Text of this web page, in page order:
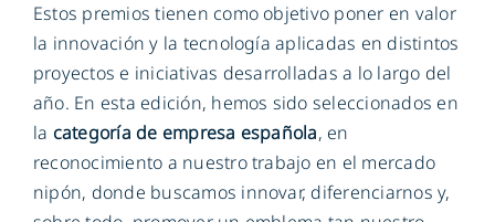
Estos premios tienen como objetivo poner en valor
la innovación y la tecnología aplicadas en distintos
proyectos e iniciativas desarrolladas a lo largo del
año. En esta edición, hemos sido seleccionados en
la categoría de empresa española, en
reconocimiento a nuestro trabajo en el mercado
nipón, donde buscamos innovar, diferenciarnos y,